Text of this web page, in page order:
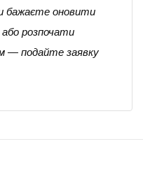
бажаєте оновити
розпочати
— подайте заявку